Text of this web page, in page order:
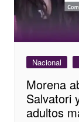
Nacional
Morena
Salvatori
adultos